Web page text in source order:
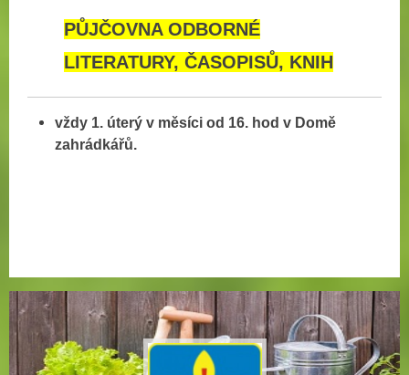
PŮJČOVNA ODBORNÉ
LITERATURY, ČASOPISŮ, KNIH
vždy 1. úterý v měsíci od 16. hod v Domě
zahrádkářů.